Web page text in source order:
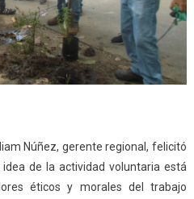
Núñez, gerente regional, felicitó
de la actividad voluntaria está
éticos y morales del trabajo